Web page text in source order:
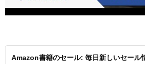
Amazon書籍のセール: 毎日新しいセール